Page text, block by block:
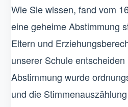
Wie Sie wissen, fand vom
eine geheime Abstimmung
Eltern und
unserer Schule
Abstimmung wurde
und die